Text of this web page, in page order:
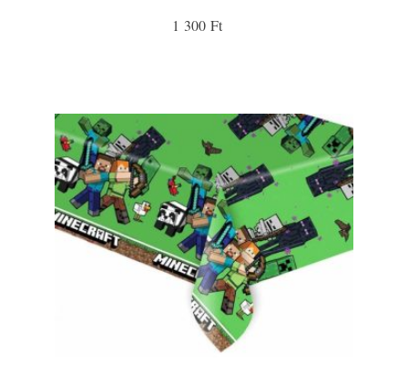
1 300 Ft